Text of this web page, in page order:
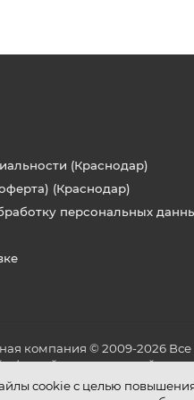
cookie с целью
(Краснодар)
(Краснодар)
персональных
компания © 2009-2026
офертой, определяемой